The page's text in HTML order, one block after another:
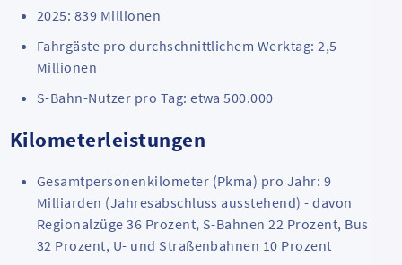
2025: 839 Millionen
Fahrgäste pro durchschnittlichem Werktag: 2,5
Millionen
S-Bahn-Nutzer pro Tag: etwa 500.000
Kilometerleistungen
Gesamtpersonenkilometer (Pkma) pro Jahr: 9
Milliarden (Jahresabschluss ausstehend) - davon
Regionalzüge 36 Prozent, S-Bahnen 22 Prozent, Bus
32 Prozent, U- und Straßenbahnen 10 Prozent